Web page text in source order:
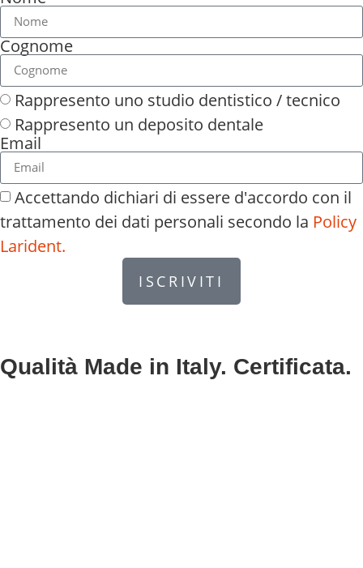
Cognome
Rappresento uno studio dentistico / tecnico
Rappresento un deposito dentale
Email
Accettando dichiari di essere d'accordo con il
trattamento dei dati personali secondo la Policy
Larident.
ISCRIVITI
Qualità Made in Italy. Certificata.